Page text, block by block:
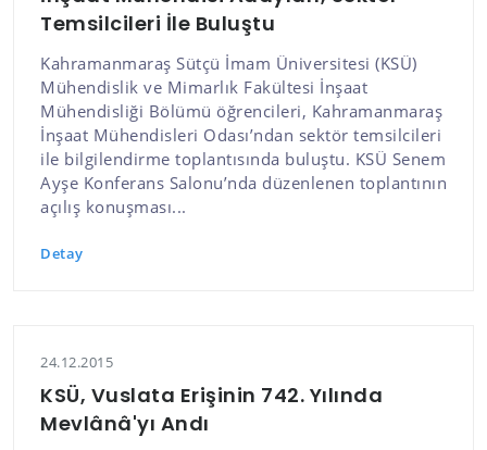
Temsilcileri İle Buluştu
Kahramanmaraş Sütçü İmam Üniversitesi (KSÜ)
Mühendislik ve Mimarlık Fakültesi İnşaat
Mühendisliği Bölümü öğrencileri, Kahramanmaraş
İnşaat Mühendisleri Odası’ndan sektör temsilcileri
ile bilgilendirme toplantısında buluştu. KSÜ Senem
Ayşe Konferans Salonu’nda düzenlenen toplantının
açılış konuşması...
Detay
24.12.2015
KSÜ, Vuslata Erişinin 742. Yılında
Mevlânâ'yı Andı